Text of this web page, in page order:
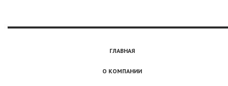
ГЛАВНАЯ
О КОМПАНИИ